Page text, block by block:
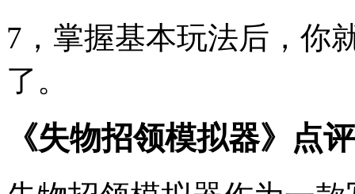
7，掌握基本玩法后，你
了。
《失物招领模拟器》点评